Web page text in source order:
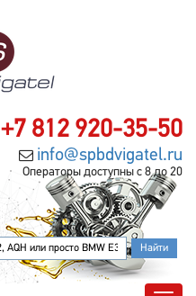
+7 812 920-35-50
info@spbdvigatel.ru
Операторы доступны с 8 до 20